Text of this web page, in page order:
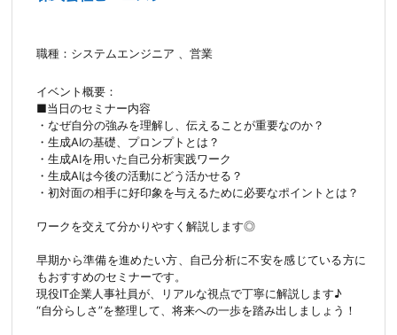
職種：システムエンジニア 、営業
イベント概要：
■当日のセミナー内容
・なぜ自分の強みを理解し、伝えることが重要なのか？
・生成AIの基礎、プロンプトとは？
・生成AIを用いた自己分析実践ワーク
・生成AIは今後の活動にどう活かせる？
・初対面の相手に好印象を与えるために必要なポイントとは？
ワークを交えて分かりやすく解説します◎
早期から準備を進めたい方、自己分析に不安を感じている方に
もおすすめのセミナーです。
現役IT企業人事社員が、リアルな視点で丁寧に解説します♪
“自分らしさ”を整理して、将来への一歩を踏み出しましょう！